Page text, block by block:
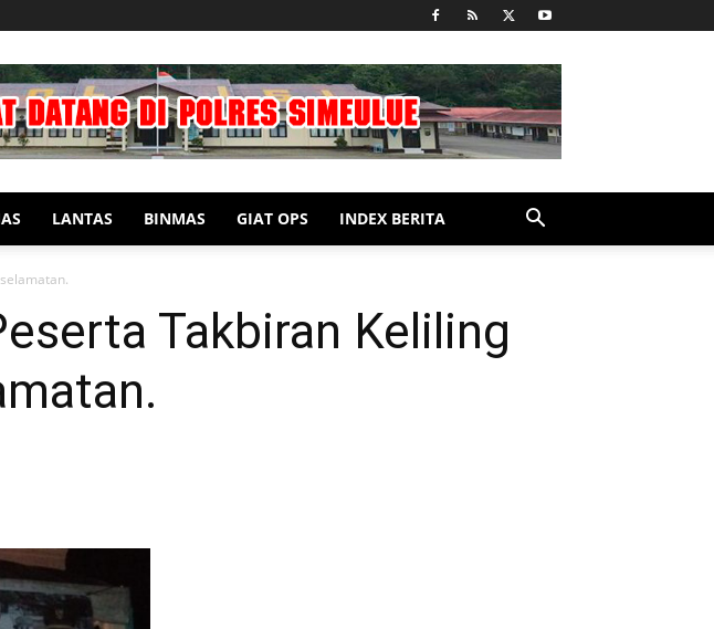
LANTAS BINMAS GIAT OPS INDEX BERITA
Takbiran Keliling